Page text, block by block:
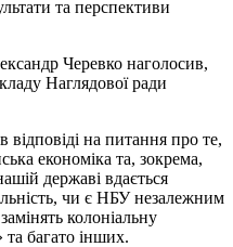
та перспективи
Черевко наголосив,
Наглядової ради
на питання про те,
економіка та, зокрема,
державі вдається
чи є НБУ незалежним
колоніальну
багато інших.